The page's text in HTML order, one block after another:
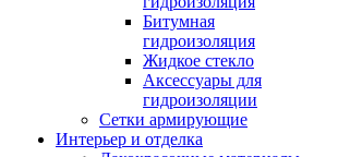
Битумная
гидроизоляция
Жидкое стекло
Аксессуары для
гидроизоляции
Сетки армирующие
Интерьер и отделка